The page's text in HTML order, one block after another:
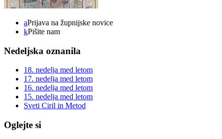
aPrijava na župnijske novice
kPišite nam
Nedeljska oznanila
18. nedelja med letom
17. nedelja med letom
16. nedelja med letom
15. nedelja med letom
Sveti Ciril in Metod
Oglejte si